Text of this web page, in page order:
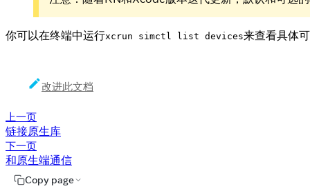
你可以在终端中运行xcrun simctl list devices来查看具体
改进此文档
上一页
链接原生库
下一页
和原生端通信
Copy page